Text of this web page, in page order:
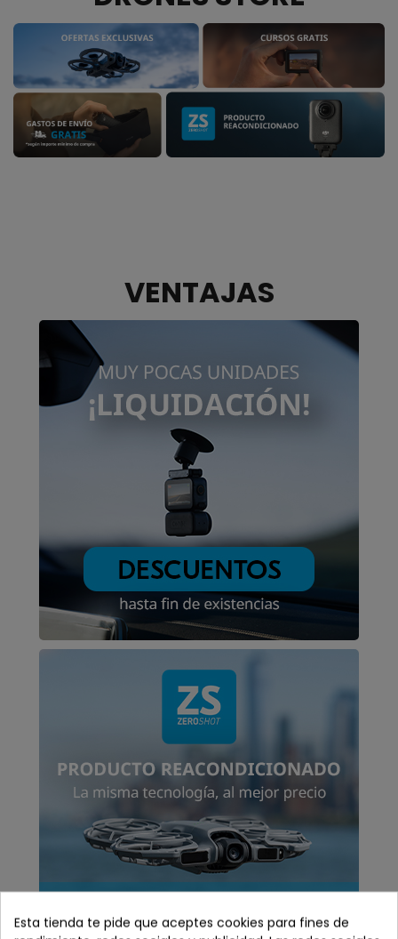
VENTAJAS
Esta tienda te pide que aceptes cookies para fines de